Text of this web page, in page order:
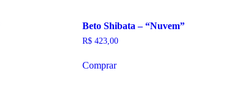
Beto Shibata – “Nuvem”
R$ 423,00
Comprar